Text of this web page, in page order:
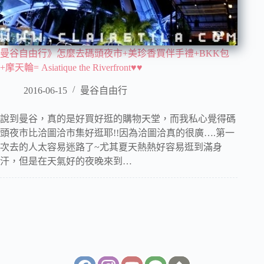
曼谷自由行》怎麼去碼頭夜市+美珍香買伴手禮+BKK包
+摩天輪= Asiatique the Riverfront♥♥
2016-06-15 曼谷自由行
說到曼谷，真的是好買好逛的購物天堂，而我私心覺得碼
頭夜市比洽圖洽市集好逛耶!!因為洽圖洽真的很廣….第一
次去的人太容易迷路了~尤其夏天熱熱好容易逛到滿身
汗，但是在天氣好的夜晚來到…